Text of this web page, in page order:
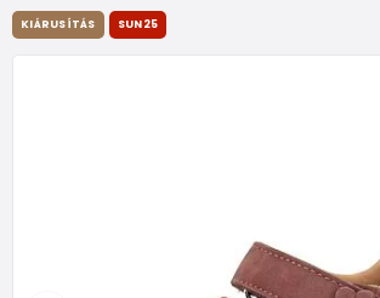
KIÁRUSÍTÁS SUN25